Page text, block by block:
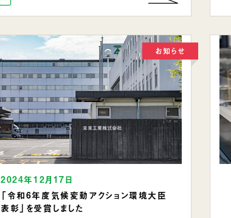
2024年12月17日
「令和6年度気候変動アクション環境大臣
表彰」を受賞しました
お知らせ